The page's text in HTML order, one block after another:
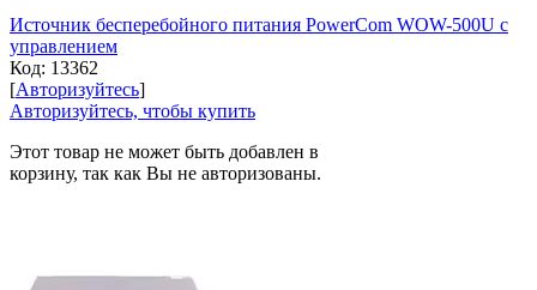
Источник бесперебойного питания PowerCom WOW-500U с
управлением
Код: 13362
[Авторизуйтесь]
Авторизуйтесь, чтобы купить
Этот товар не может быть добавлен в
корзину, так как Вы не авторизованы.